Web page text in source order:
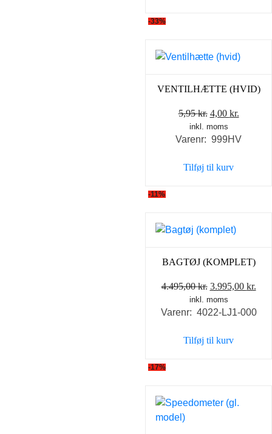
-33%
VENTILHÆTTE (HVID)
5,95kr. Den
oprindelige
pris
5,95 kr..
4,00 kr.Den
pris
inkl. moms
Varenr: 999HV
Tilføj til kurv
-11%
BAGTØJ (KOMPLET)
4.495,00kr. Den
oprindelige
pris
4.495,00 kr..
3.995,00 kr.
pris
inkl. moms
Varenr: 4022-LJ1-000
Tilføj til kurv
-17%